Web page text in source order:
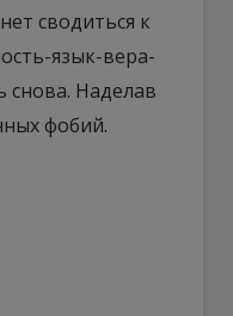
сводиться к
язык-вера-
Наделав
фобий.